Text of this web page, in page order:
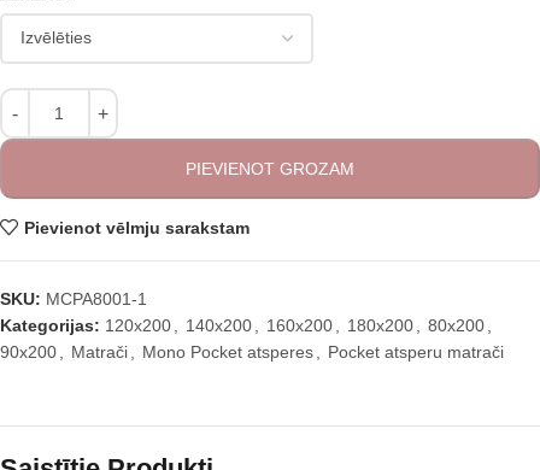
PIEVIENOT GROZAM
Pievienot vēlmju sarakstam
SKU: MCPA8001-1
Kategorijas: 120x200 140x200 160x200 180x200 80x200
90x200
Matrači Mono Pocket atsperes Pocket atsperu matrači